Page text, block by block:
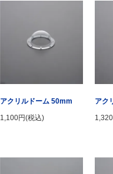
アクリルドーム 50mm
1,100円(税込)
アク